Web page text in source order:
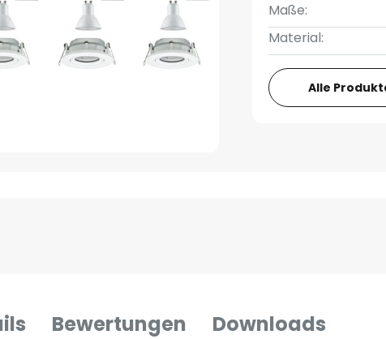
Maße:
Material:
Alle
Bewertungen Downloads